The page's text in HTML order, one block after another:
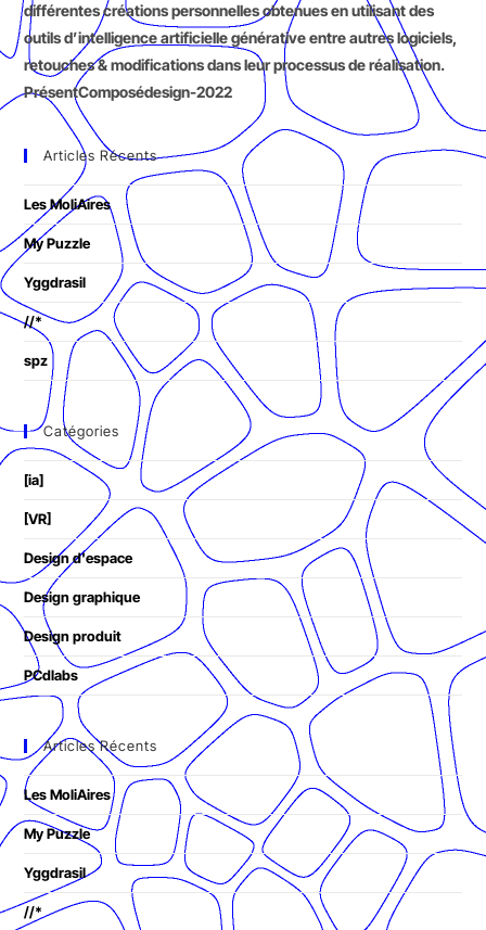
différentes créations personnelles obtenues en utilisant des
outils d’intelligence artificielle générative entre autres logiciels,
retouches & modifications dans leur processus de réalisation.
PrésentComposédesign-2022
Articles Récents
Les MoliAires
My Puzzle
Yggdrasil
//*
spz
Catégories
[ia]
[VR]
Design d'espace
Design graphique
Design produit
PCdlabs
Articles Récents
Les MoliAires
My Puzzle
Yggdrasil
//*